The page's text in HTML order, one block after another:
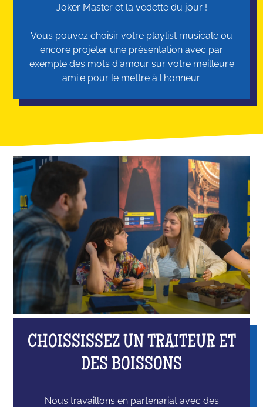
Joker Master et la vedette du jour !
Vous pouvez choisir votre playlist musicale ou
encore projeter une présentation avec par
exemple des mots d'amour sur votre meilleur.e
ami.e pour le mettre à l'honneur.
CHOISSISSEZ UN TRAITEUR ET
DES BOISSONS
Nous travaillons en partenariat avec des